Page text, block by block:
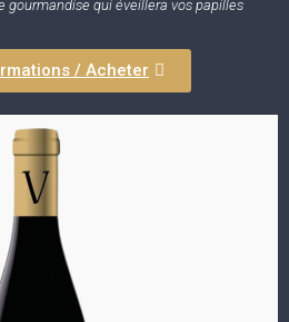
gourmandise qui éveillera vos papilles
/ Acheter